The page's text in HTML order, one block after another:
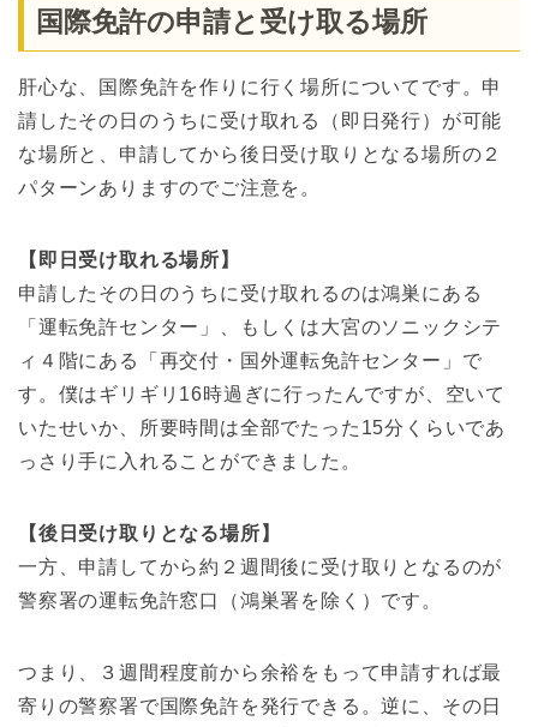
国際免許の申請と受け取る場所
肝心な、国際免許を作りに行く場所についてです。申
請したその日のうちに受け取れる（即日発行）が可能
な場所と、申請してから後日受け取りとなる場所の２
パターンありますのでご注意を。
【即日受け取れる場所】
申請したその日のうちに受け取れるのは鴻巣にある
「運転免許センター」、もしくは大宮のソニックシテ
ィ４階にある「再交付・国外運転免許センター」で
す。僕はギリギリ16時過ぎに行ったんですが、空いて
いたせいか、所要時間は全部でたった15分くらいであ
っさり手に入れることができました。
【後日受け取りとなる場所】
一方、申請してから約２週間後に受け取りとなるのが
警察署の運転免許窓口（鴻巣署を除く）です。
つまり、３週間程度前から余裕をもって申請すれば最
寄りの警察署で国際免許を発行できる。逆に、その日